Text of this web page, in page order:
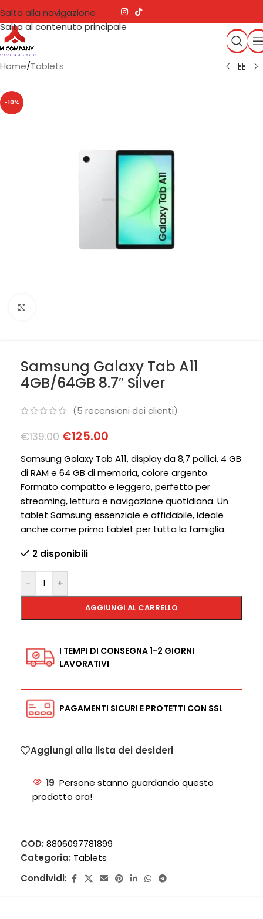
Salta alla navigazione
Salta al contenuto principale
Home/Tablets
-10%
Samsung Galaxy Tab A11
4GB/64GB 8.7″ Silver
(5 recensioni dei clienti)
€139.00 €125.00
Samsung Galaxy Tab A11, display da 8,7 pollici, 4 GB
di RAM e 64 GB di memoria, colore argento.
Formato compatto e leggero, perfetto per
streaming, lettura e navigazione quotidiana. Un
tablet Samsung essenziale e affidabile, ideale
anche come primo tablet per tutta la famiglia.
2 disponibili
- +
AGGIUNGI AL CARRELLO
I TEMPI DI CONSEGNA 1-2 GIORNI
LAVORATIVI
PAGAMENTI SICURI E PROTETTI CON SSL
Aggiungi alla lista dei desideri
19 Persone stanno guardando questo
prodotto ora!
COD: 8806097781899
Categoria: Tablets
Condividi: